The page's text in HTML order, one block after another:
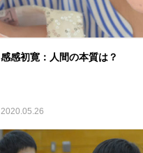
感感初寛：人間の本質は？
2020.05.26